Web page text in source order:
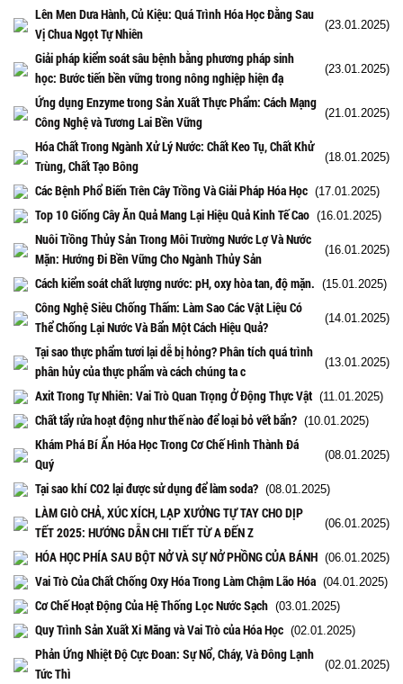
Lên Men Dưa Hành, Củ Kiệu: Quá Trình Hóa Học Đằng Sau
Vị Chua Ngọt Tự Nhiên
(23.01.2025)
Giải pháp kiểm soát sâu bệnh bằng phương pháp sinh
học: Bước tiến bền vững trong nông nghiệp hiện đạ
(23.01.2025)
Ứng dụng Enzyme trong Sản Xuất Thực Phẩm: Cách Mạng
Công Nghệ và Tương Lai Bền Vững
(21.01.2025)
Hóa Chất Trong Ngành Xử Lý Nước: Chất Keo Tụ, Chất Khử
Trùng, Chất Tạo Bông
(18.01.2025)
Các Bệnh Phổ Biến Trên Cây Trồng Và Giải Pháp Hóa Học (17.01.2025)
Top 10 Giống Cây Ăn Quả Mang Lại Hiệu Quả Kinh Tế Cao (16.01.2025)
Nuôi Trồng Thủy Sản Trong Môi Trường Nước Lợ Và Nước
Mặn: Hướng Đi Bền Vững Cho Ngành Thủy Sản
(16.01.2025)
Cách kiểm soát chất lượng nước: pH, oxy hòa tan, độ mặn. (15.01.2025)
Công Nghệ Siêu Chống Thấm: Làm Sao Các Vật Liệu Có
Thể Chống Lại Nước Và Bẩn Một Cách Hiệu Quả?
(14.01.2025)
Tại sao thực phẩm tươi lại dễ bị hỏng? Phân tích quá trình
phân hủy của thực phẩm và cách chúng ta c
(13.01.2025)
Axit Trong Tự Nhiên: Vai Trò Quan Trọng Ở Động Thực Vật (11.01.2025)
Chất tẩy rửa hoạt động như thế nào để loại bỏ vết bẩn? (10.01.2025)
Khám Phá Bí Ẩn Hóa Học Trong Cơ Chế Hình Thành Đá
Quý
(08.01.2025)
Tại sao khí CO2 lại được sử dụng để làm soda? (08.01.2025)
LÀM GIÒ CHẢ, XÚC XÍCH, LẠP XƯỞNG TỰ TAY CHO DỊP
TẾT 2025: HƯỚNG DẪN CHI TIẾT TỪ A ĐẾN Z
(06.01.2025)
HÓA HỌC PHÍA SAU BỘT NỞ VÀ SỰ NỞ PHỒNG CỦA BÁNH (06.01.2025)
Vai Trò Của Chất Chống Oxy Hóa Trong Làm Chậm Lão Hóa (04.01.2025)
Cơ Chế Hoạt Động Của Hệ Thống Lọc Nước Sạch (03.01.2025)
Quy Trình Sản Xuất Xi Măng và Vai Trò của Hóa Học (02.01.2025)
Phản Ứng Nhiệt Độ Cực Đoan: Sự Nổ, Cháy, Và Đông Lạnh
Tức Thì
(02.01.2025)